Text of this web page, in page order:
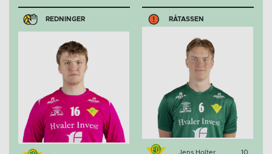
REDNINGER RÅTASSEN
Jens Holter 10